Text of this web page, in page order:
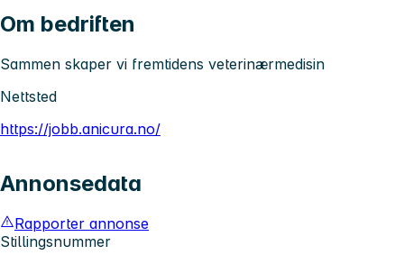
Om bedriften
Sammen skaper vi fremtidens veterinærmedisin
Nettsted
https://jobb.anicura.no/
Annonsedata
Rapporter annonse
Stillingsnummer